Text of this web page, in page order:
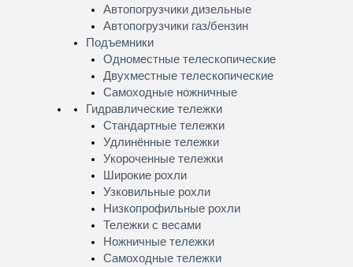
Автопогрузчики дизельные
Автопогрузчики газ/бензин
Подъемники
Одноместные телескопические
Двухместные телескопические
Самоходные ножничные
Гидравлические тележки
Стандартные тележки
Удлинённые тележки
Укороченные тележки
Широкие рохли
Узковильные рохли
Низкопрофильные рохли
Тележки с весами
Ножничные тележки
Самоходные тележки